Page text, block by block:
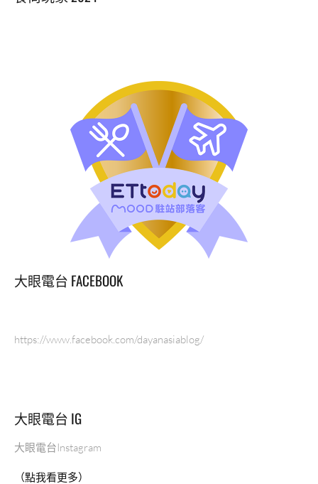
大眼電台 FACEBOOK
https://www.facebook.com/dayanasiablog/
大眼電台 IG
大眼電台Instagram
（點我看更多）